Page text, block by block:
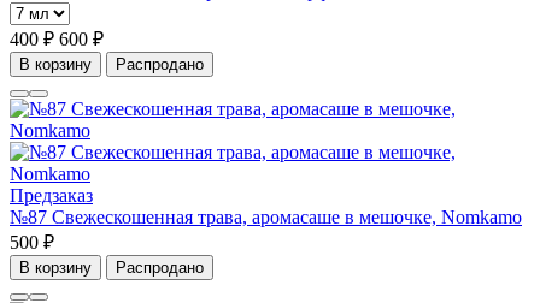
400 ₽ 600 ₽
В корзину Распродано
Предзаказ
№87 Свежескошенная трава, аромасаше в мешочке, Nomkamo
500 ₽
В корзину Распродано